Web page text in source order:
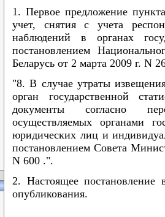
1. Первое предложение
учет, снятия с учета
наблюдений в органах
постановлением
Беларусь от 2 марта 2009 г. N
"8. В случае утраты
орган государственной
документы согласно
осуществляемых органами
юридических лиц и
постановлением Совета
N 600 .".
2. Настоящее постановление
опубликования.